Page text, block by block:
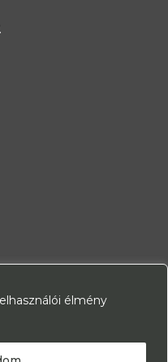
élmény
jog fenntartva